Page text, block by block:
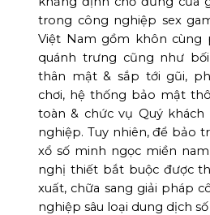
trong công nghiệp sex
Việt Nam gồm khôn cùng
quánh trưng cũng như
thân mật & sắp tới gũi,
chơi, hệ thống bảo mật
toàn & chức vụ Quý khách
nghiệp. Tuy nhiên, để bảo
xổ số minh ngọc miền
nghị thiết bắt buộc được
xuất, chữa sang giải pháp
nghiệp sâu loại dung dịch